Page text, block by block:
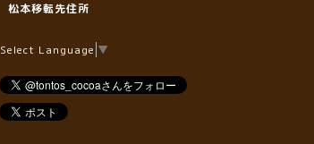
松本移転先住所
Select Language ▼